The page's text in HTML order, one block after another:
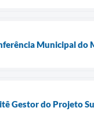
Municipal
Gestor do Projeto